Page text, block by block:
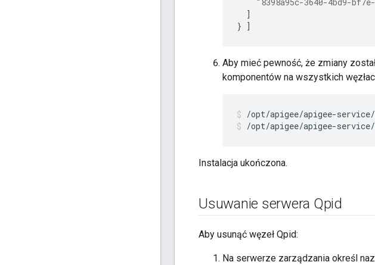
]
} ]
Aby mieć pewność, że zmiany
komponentów na wszystkich
/opt/apigee/apigee-
/opt/apigee/apigee-
Instalacja ukończona.
Usuwanie serwera Qpid
Aby usunąć węzeł Qpid:
Na serwerze zarządzania określ